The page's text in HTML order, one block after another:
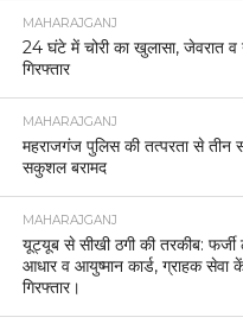
MAHARAJGANJ
24 घंटे में चोरी का खुलासा, जेवरात व
गिरफ्तार
MAHARAJGANJ
महराजगंज पुलिस की तत्परता से तीन
सकुशल बरामद
MAHARAJGANJ
यूट्यूब से सीखी ठगी की तरकीब:
आधार व आयुष्मान कार्ड, ग्राहक सेवा
गिरफ्तार।